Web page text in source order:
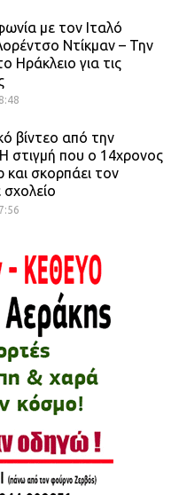
με τον Ιταλό
Ντίκμαν – Την
Ηράκλειο για τις
βίντεο από την
στιγμή που ο 14χρονος
και σκορπάει τον